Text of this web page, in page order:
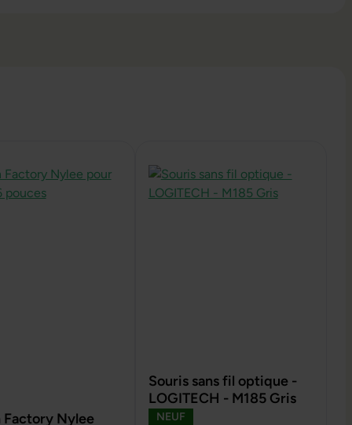
Factory Nylee
Souris sans fil optique -
LOGITECH - M185 Gris
NEUF